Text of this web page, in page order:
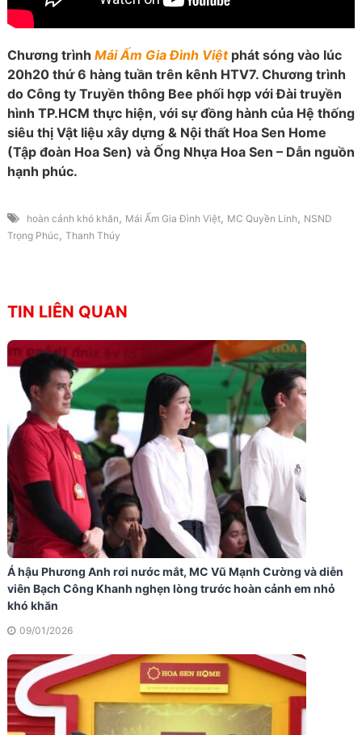
Chương trình Mái Ấm Gia Đình Việtphát sóng vào lúc
20h20 thứ 6 hàng tuần trên kênh HTV7. Chương trình
do Công ty Truyền thông Bee phối hợp với Đài truyền
hình TP.HCM thực hiện, với sự đồng hành của Hệ thống
siêu thị Vật liệu xây dựng & Nội thất Hoa Sen Home
(Tập đoàn Hoa Sen) và Ống Nhựa Hoa Sen – Dẫn nguồn
hạnh phúc.
hoàn cảnh khó khăn , Mái Ấm Gia Đình Việt, MC Quyền Linh , NSND
Trọng Phúc , Thanh Thúy
TIN LIÊN QUAN
Á hậu Phương Anh rơi nước mắt, MC Vũ Mạnh Cường và diễn
viên Bạch Công Khanh nghẹn lòng trước hoàn cảnh em nhỏ
khó khăn
09/01/2026